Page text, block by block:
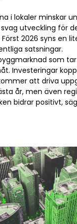
i lokaler minskar
utveckling för
2026 syns en
satsningar.
som
Investeringar
att driva
år, men även
bidrar positivt,